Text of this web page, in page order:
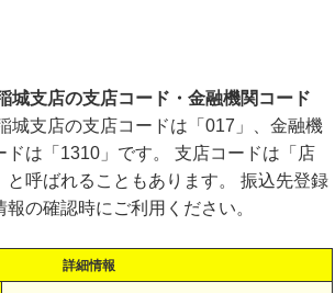
城支店の支店コード・金融機関コード
城支店の支店コードは「017」、金融機
ドは「1310」です。 支店コードは「店
と呼ばれることもあります。 振込先登録
の確認時にご利用ください。
詳細情報